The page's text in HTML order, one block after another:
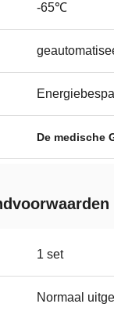
-65℃
De medische
1 set
Normaal